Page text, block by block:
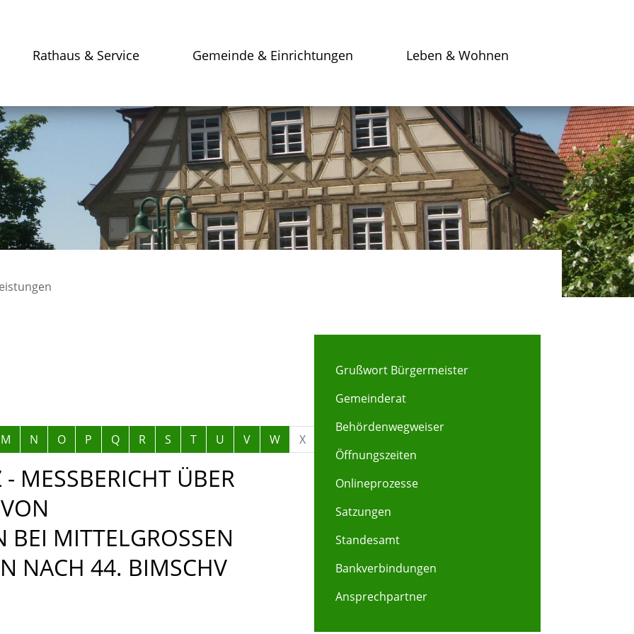
Rathaus & Service Gemeinde & Einrichtungen Leben & Wohnen
M N O P Q R S T U V W X
MESSBERICHT ÜBER
MITTELGROSSEN F
NACH 44. BIMSCHV E
Grußwort Bürgermeister
Gemeinderat
Behördenwegweiser
Öffnungszeiten
Onlineprozesse
Satzungen
Standesamt
Bankverbindungen
Ansprechpartner